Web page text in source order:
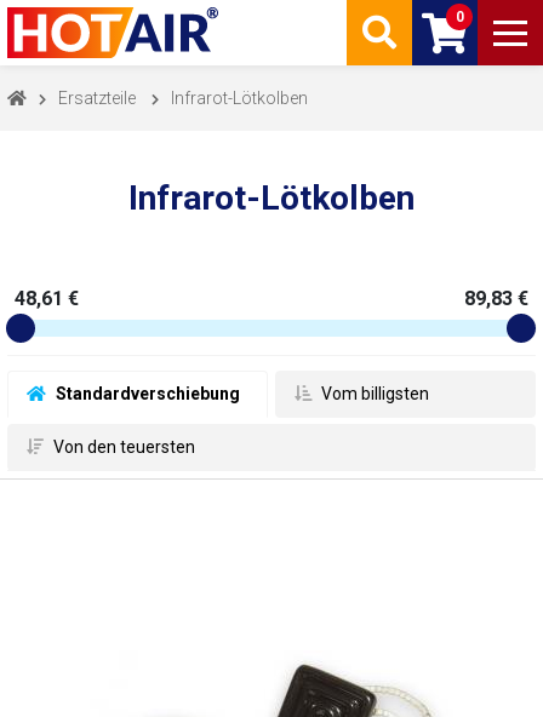
0
Ersatzteile Infrarot-Lötkolben
Infrarot-Lötkolben
Standardverschiebung Vom billigsten
Von den teuersten
48,61 € 89,83 €